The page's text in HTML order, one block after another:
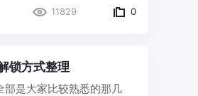
11829 0
锁方式整理
是大家比较熟悉的那几